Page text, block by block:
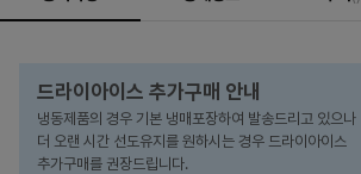
드라이아이스 추가구매 안내
냉동제품의 경우 기본 냉매포장하여 발송드리고 있으나
더 오랜 시간 선도유지를 원하시는 경우 드라이아이스
추가구매를 권장드립니다.